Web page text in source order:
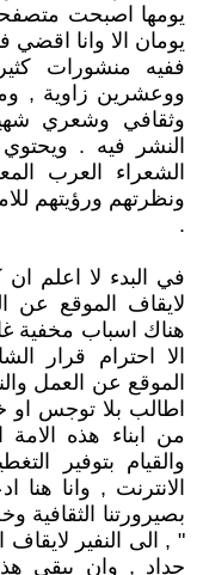
يومها اصبحت متصفحا
يومان الا وانا اقضي
ففيه منشورات
ووعشرين زاوية ,
وثقافي وشعري
النشر فيه .
الشعراء العرب
ونظرتهم ورؤيتهم
.
في البدء لا اعلم
لايقاف الموقع عن
هناك اسباب مخفية
الا احترام قرار
الموقع عن العمل
اطالب بلا توجس او
من ابناء هذه
والقيام بتوفير
الانترنت , وانا هنا
بصيرورتنا الثقافية
" , الى النفير
حداد , وان يبقى